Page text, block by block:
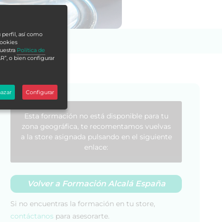
Esta formación no está disponible para tu
zona geográfica, te recomentamos vuelvas
a la store asignada pulsando en el siguiente
enlace:
Volver a Formación Alcalá España
Si no encuentras la formación en tu store,
contáctanos para asesorarte.
perfil, así como
Política de
o bien configurar
Configurar